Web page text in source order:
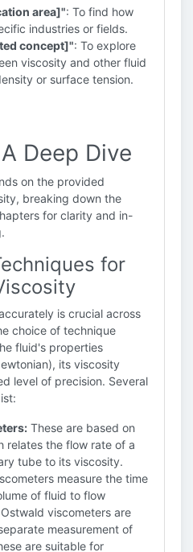
area]": To find how
industries or fields.
concept]": To explore
viscosity and other fluid
or surface tension.
Deep Dive
on the provided
breaking down the
for clarity and in-
for
is crucial across
choice of technique
fluid's properties
its viscosity
level of precision. Several
These are based on
relates the flow rate of a
tube to its viscosity.
measure the time
of fluid to flow
viscometers are
measurement of
are suitable for